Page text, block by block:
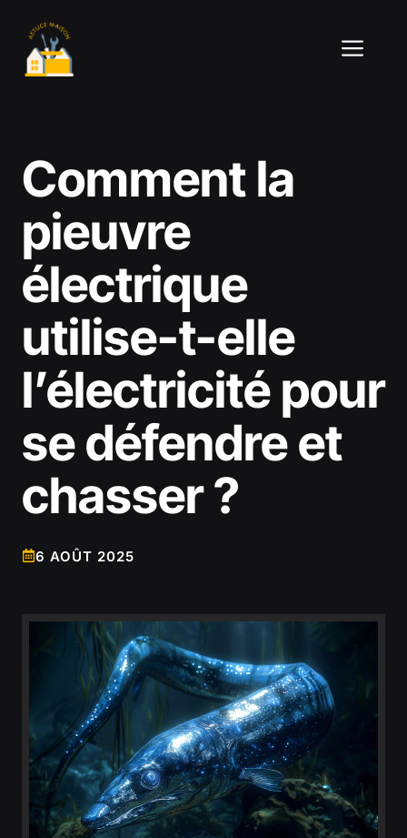
contenu
Comment la
pieuvre
électrique
utilise-t-elle
l’électricité pour
se défendre et
chasser ?
6 AOÛT 2025